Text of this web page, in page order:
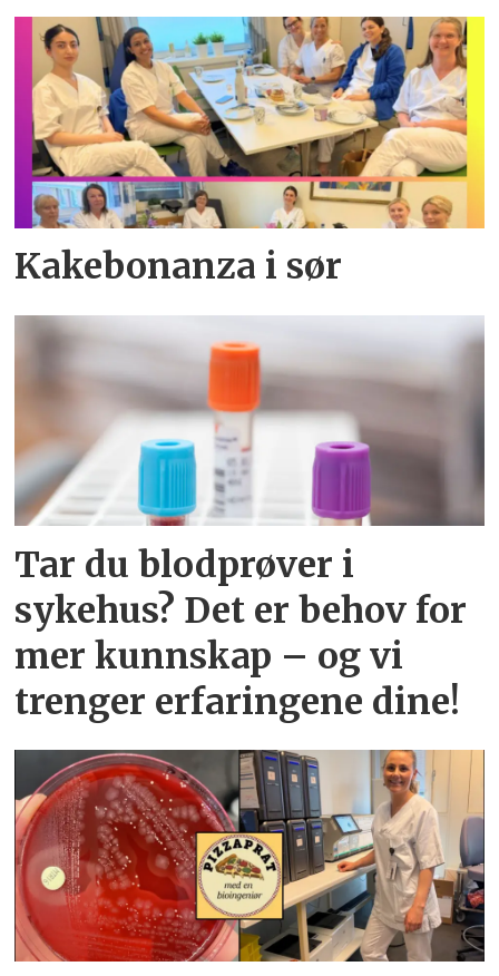
Kakebonanza i sør
Tar du blodprøver i
sykehus? Det er behov for
mer kunnskap – og vi
trenger erfaringene dine!